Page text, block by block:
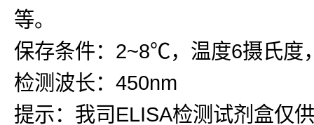
等。
保存条件：2~8℃，温度6摄氏度
检测波长：450nm
提示：我司ELISA检测试剂盒仅